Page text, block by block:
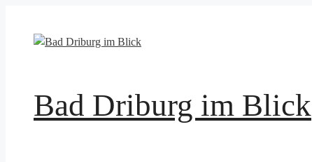
springen
Bad Driburg im Blick